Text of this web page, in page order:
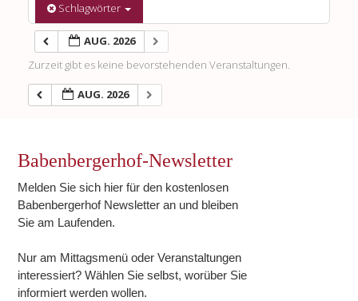
Schlagwörter
AUG. 2026
Zurzeit gibt es keine bevorstehenden Veranstaltungen.
AUG. 2026
Babenbergerhof-Newsletter
Melden Sie sich hier für den kostenlosen
Babenbergerhof Newsletter an und bleiben
Sie am Laufenden.
Nur am Mittagsmenü oder Veranstaltungen
interessiert? Wählen Sie selbst, worüber Sie
informiert werden wollen.